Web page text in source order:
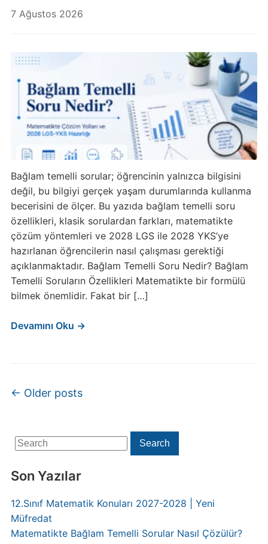
Search
for:
Search
Son Yazılar
12.Sınıf Matematik Konuları 2027-2028 | Yeni
Müfredat
Matematikte Bağlam Temelli Sorular Nasıl Çözülür?
7 Ağustos 2026
Bağlam temelli sorular; öğrencinin yalnızca bilgisini
değil, bu bilgiyi gerçek yaşam durumlarında kullanma
becerisini de ölçer. Bu yazıda bağlam temelli soru
özellikleri, klasik sorulardan farkları, matematikte
çözüm yöntemleri ve 2028 LGS ile 2028 YKS’ye
hazırlanan öğrencilerin nasıl çalışması gerektiği
açıklanmaktadır. Bağlam Temelli Soru Nedir? Bağlam
Temelli Soruların Özellikleri Matematikte bir formülü
bilmek önemlidir. Fakat bir […]
Devamını Oku →
Post navigation
← Older posts